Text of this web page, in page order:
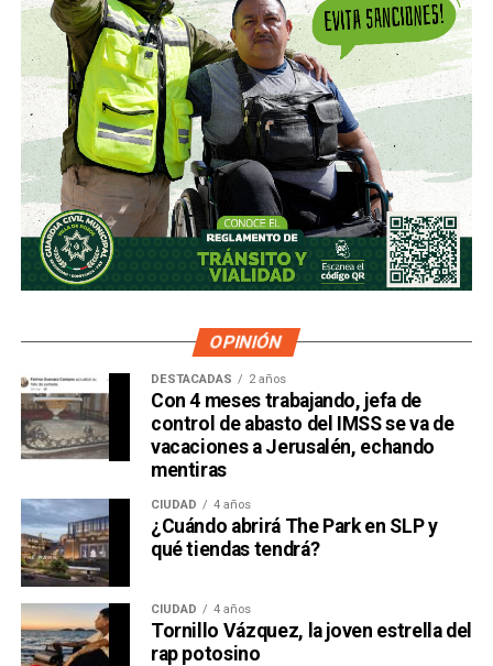
OPINIÓN
DESTACADAS 2 años
Con 4 meses trabajando, jefa de
control de abasto del IMSS se va de
vacaciones a Jerusalén, echando
mentiras
CIUDAD 4 años
¿Cuándo abrirá The Park en SLP y
qué tiendas tendrá?
CIUDAD 4 años
Tornillo Vázquez, la joven estrella del
rap potosino